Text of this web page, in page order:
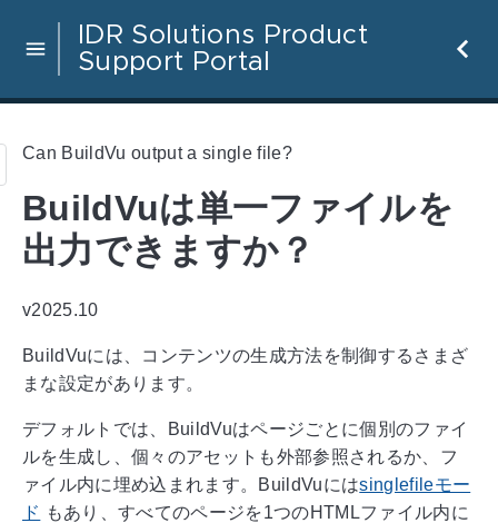
IDR Solutions Product
Support Portal
Can BuildVu output a single file?
BuildVuは単一ファイルを
出力できますか？
v2025.10
BuildVuには、コンテンツの生成方法を制御するさまざ
まな設定があります。
デフォルトでは、BuildVuはページごとに個別のファイ
ルを生成し、個々のアセットも外部参照されるか、フ
ァイル内に埋め込まれます。BuildVuにはsinglefileモー
ド もあり、すべてのページを1つのHTMLファイル内に